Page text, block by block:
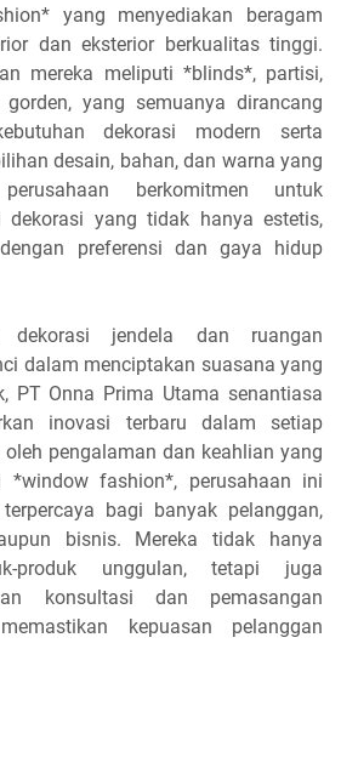
yang menyediakan beragam
dan eksterior berkualitas tinggi.
mereka meliputi *blinds*, partisi,
yang semuanya dirancang
dekorasi modern serta
desain, bahan, dan warna yang
berkomitmen untuk
dekorasi yang tidak hanya estetis,
preferensi dan gaya hidup
dekorasi jendela dan ruangan
dalam menciptakan suasana yang
PT Onna Prima Utama senantiasa
inovasi terbaru dalam setiap
pengalaman dan keahlian yang
fashion*, perusahaan ini
bagi banyak pelanggan,
bisnis. Mereka tidak hanya
produk unggulan, tetapi juga
konsultasi dan pemasangan
kepuasan pelanggan